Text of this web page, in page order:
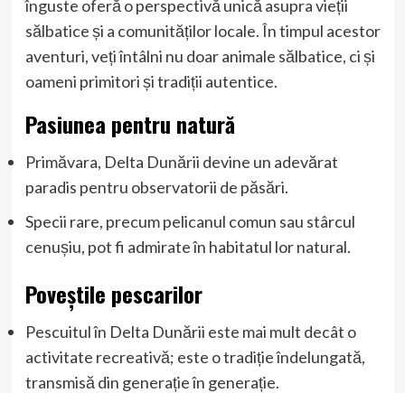
înguste oferă o perspectivă unică asupra vieții
sălbatice și a comunităților locale. În timpul acestor
aventuri, veți întâlni nu doar animale sălbatice, ci și
oameni primitori și tradiții autentice.
Pasiunea pentru natură
Primăvara, Delta Dunării devine un adevărat
paradis pentru observatorii de păsări.
Specii rare, precum pelicanul comun sau stârcul
cenușiu, pot fi admirate în habitatul lor natural.
Poveștile pescarilor
Pescuitul în Delta Dunării este mai mult decât o
activitate recreativă; este o tradiție îndelungată,
transmisă din generație în generație.